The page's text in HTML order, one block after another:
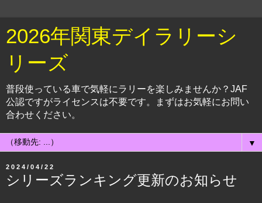
2026年関東デイラリーシ
リーズ
普段使っている車で気軽にラリーを楽しみませんか？JAF
公認ですがライセンスは不要です。まずはお気軽にお問い
合わせください。
▼
2024/04/22
シリーズランキング更新のお知らせ